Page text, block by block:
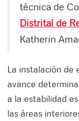
técnica de
Distrital de
Katherin
La instalación de
avance
a la estabilidad
las áreas